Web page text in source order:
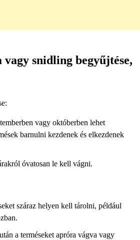
vagy snidling begyűjtése,
vagy októberben lehet
barnulni kezdenek és elkezdenek
óvatosan le kell vágni.
száraz helyen kell tárolni, például
a terméseket apróra vágva vagy